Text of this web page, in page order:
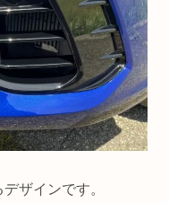
ザインです。